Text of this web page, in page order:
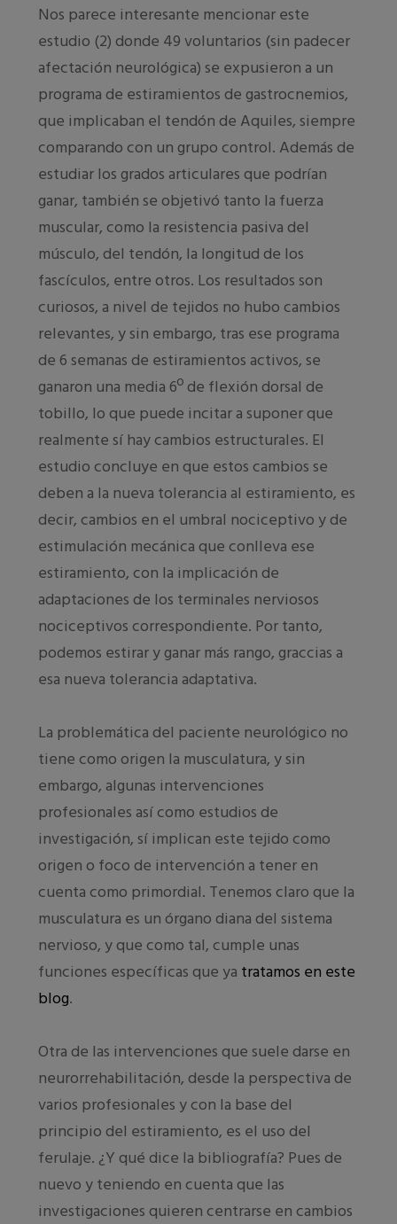
Nos parece interesante mencionar este
estudio (2) donde 49 voluntarios (sin padecer
afectación neurológica) se expusieron a un
programa de estiramientos de gastrocnemios,
que implicaban el tendón de Aquiles, siempre
comparando con un grupo control. Además de
estudiar los grados articulares que podrían
ganar, también se objetivó tanto la fuerza
muscular, como la resistencia pasiva del
músculo, del tendón, la longitud de los
fascículos, entre otros. Los resultados son
curiosos, a nivel de tejidos no hubo cambios
relevantes, y sin embargo, tras ese programa
de 6 semanas de estiramientos activos, se
ganaron una media 6º de flexión dorsal de
tobillo, lo que puede incitar a suponer que
realmente sí hay cambios estructurales. El
estudio concluye en que estos cambios se
deben a la nueva tolerancia al estiramiento, es
decir, cambios en el umbral nociceptivo y de
estimulación mecánica que conlleva ese
estiramiento, con la implicación de
adaptaciones de los terminales nerviosos
nociceptivos correspondiente. Por tanto,
podemos estirar y ganar más rango, graccias a
esa nueva tolerancia adaptativa.
La problemática del paciente neurológico no
tiene como origen la musculatura, y sin
embargo, algunas intervenciones
profesionales así como estudios de
investigación, sí implican este tejido como
origen o foco de intervención a tener en
cuenta como primordial. Tenemos claro que la
musculatura es un órgano diana del sistema
nervioso, y que como tal, cumple unas
funciones específicas que ya tratamos en este
blog.
Otra de las intervenciones que suele darse en
neurorrehabilitación, desde la perspectiva de
varios profesionales y con la base del
principio del estiramiento, es el uso del
ferulaje. ¿Y qué dice la bibliografía? Pues de
nuevo y teniendo en cuenta que las
investigaciones quieren centrarse en cambios